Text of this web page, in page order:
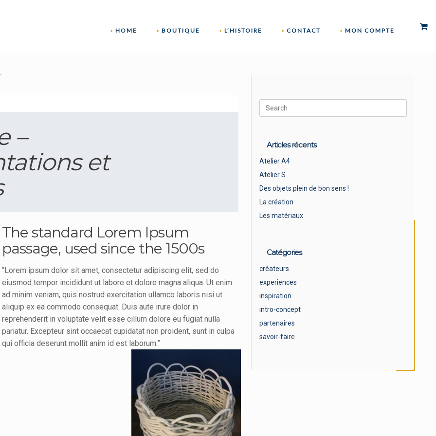
HOME
BOUTIQUE L’HISTOIRE CONTACT MON COMPTE
–
et
The standard Lorem Ipsum
passage, used since the 1500s
“Lorem ipsum dolor sit amet, consectetur adipiscing elit, sed do
eiusmod tempor incididunt ut labore et dolore magna aliqua. Ut enim
ad minim veniam, quis nostrud exercitation ullamco laboris nisi ut
aliquip ex ea commodo consequat. Duis aute irure dolor in
reprehenderit in voluptate velit esse cillum dolore eu fugiat nulla
pariatur. Excepteur sint occaecat cupidatat non proident, sunt in culpa
qui officia deserunt mollit anim id est laborum.”
Search
Articles récents
Atelier A4
Atelier S
Des objets plein de bon sens !
La création
Les matériaux
Catégories
créateurs
experiences
inspiration
intro-concept
partenaires
savoir-faire